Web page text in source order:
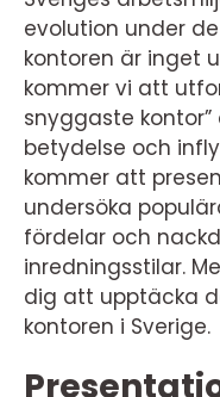
evolution under
kontoren är inget
kommer vi att
snyggaste
betydelse och
kommer att
undersöka
fördelar och
inredningsstilar.
dig att upptäcka
kontoren i Sverige.